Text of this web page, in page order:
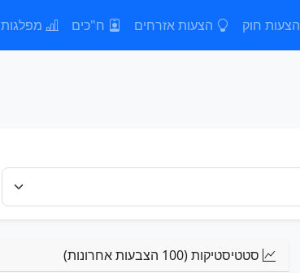
הצעות חוק הצעות אזרחים ח"כים מפלגות
סטטיסטיקות (100 הצבעות אחרונות)